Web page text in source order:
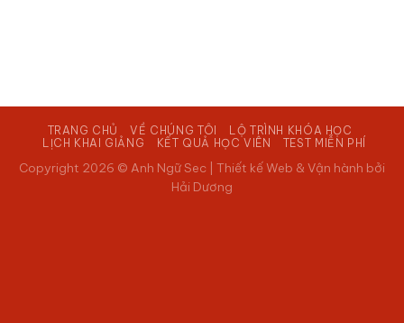
TRANG CHỦ VỀ CHÚNG TÔI
LỘ TRÌNH KHÓA HỌC
LỊCH KHAI GIẢNG
KẾT QUẢ HỌC VIÊN TEST MIỄN PHÍ
Copyright 2026 © Anh Ngữ Sec | Thiết kế Web & Vận hành bởi
Hải Dương